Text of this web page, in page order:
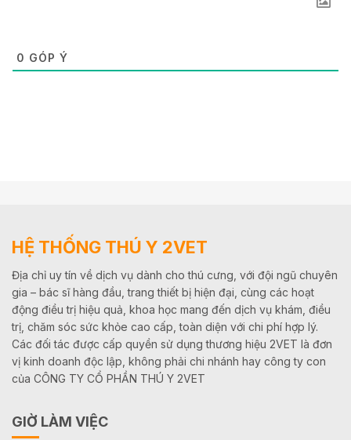
0 GÓP Ý
HỆ THỐNG THÚ Y 2VET
Địa chỉ uy tín về dịch vụ dành cho thú cưng, với đội ngũ chuyên
gia – bác sĩ hàng đầu, trang thiết bị hiện đại, cùng các hoạt
động điều trị hiệu quả, khoa học mang đến dịch vụ khám, điều
trị, chăm sóc sức khỏe cao cấp, toàn diện với chi phí hợp lý.
Các đối tác được cấp quyền sử dụng thương hiệu 2VET là đơn
vị kinh doanh độc lập, không phải chi nhánh hay công ty con
của CÔNG TY CỔ PHẦN THÚ Y 2VET
GIỜ LÀM VIỆC